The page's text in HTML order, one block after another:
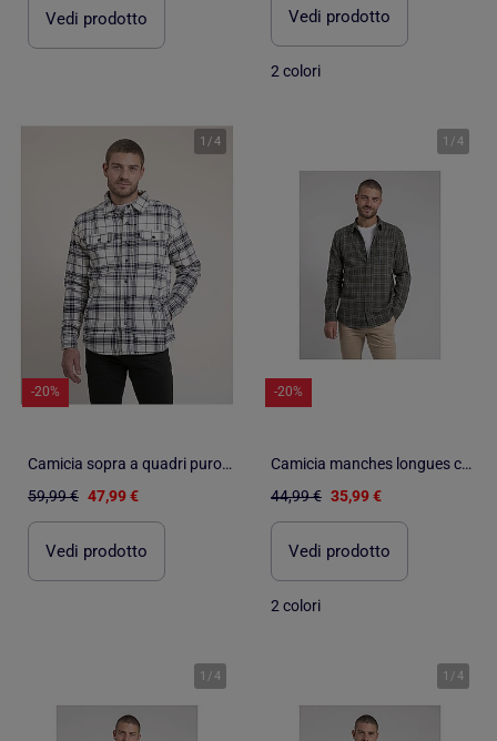
Vedi prodotto Vedi prodotto
2 colori
1 /4
-20%
Camicia sopra a quadri puro cotone ZATLEY
59,99 € 47,99 €
Vedi prodotto
1 /4
-20%
Camicia manches longues carreaux pur coton flanelle TADUMIR
44,99 € 35,99 €
Vedi prodotto
2 colori
1 /4 1 /4